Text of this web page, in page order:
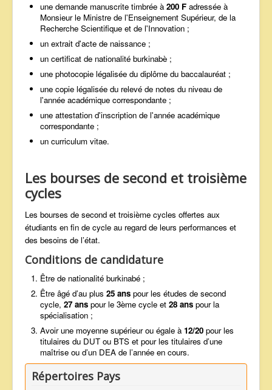
une demande manuscrite timbrée à200 F adressée à
Monsieur le Ministre de l'Enseignement Supérieur, de la
Recherche Scientifique et de l'Innovation ;
un extrait d'acte de naissance ;
un certificat de nationalité burkinabè ;
une photocopie légalisée du diplôme du baccalauréat ;
une copie légalisée du relevé de notes du niveau de
l'année académique correspondante ;
une attestation d'inscription de l'année académique
correspondante ;
un curriculum vitae.
Les bourses de second et troisième
cycles
Les bourses de second et troisième cycles offertes aux
étudiants en fin de cycle au regard de leurs performances et
des besoins de l’état.
Conditions de candidature
Être de nationalité burkinabé ;
Être âgé d’au plus 25 ans pour les études de second
cycle, 27 ans pour le 3ème cycle et 28 ans pour la
spécialisation ;
Avoir une moyenne supérieur ou égale à 12/20 pour les
titulaires du DUT ou BTS et pour les titulaires d’une
maîtrise ou d’un DEA de l’année en cours.
Répertoires Pays